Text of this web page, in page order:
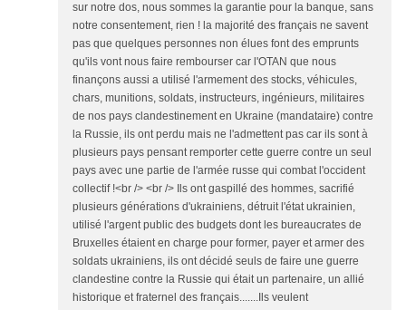
sur notre dos, nous sommes la garantie pour la banque, sans
notre consentement, rien ! la majorité des français ne savent
pas que quelques personnes non élues font des emprunts
qu'ils vont nous faire rembourser car l'OTAN que nous
finançons aussi a utilisé l'armement des stocks, véhicules,
chars, munitions, soldats, instructeurs, ingénieurs, militaires
de nos pays clandestinement en Ukraine (mandataire) contre
la Russie, ils ont perdu mais ne l'admettent pas car ils sont à
plusieurs pays pensant remporter cette guerre contre un seul
pays avec une partie de l'armée russe qui combat l'occident
collectif !<br /> <br /> Ils ont gaspillé des hommes, sacrifié
plusieurs générations d'ukrainiens, détruit l'état ukrainien,
utilisé l'argent public des budgets dont les bureaucrates de
Bruxelles étaient en charge pour former, payer et armer des
soldats ukrainiens, ils ont décidé seuls de faire une guerre
clandestine contre la Russie qui était un partenaire, un allié
historique et fraternel des français.......Ils veulent